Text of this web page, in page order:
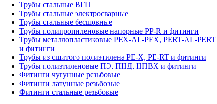
Трубы стальные ВГП
Трубы стальные электросварные
Трубы стальные бесшовные
Трубы полипропиленовые напорные PP-R и фитинги
Трубы металлопластиковые PEX-AL-PEX, PERT-AL-PERT
и фитинги
Трубы из сшитого полиэтилена PE-X, PE-RT и фитинги
Трубы полиэтиленовые ПЭ, ПНД, НПВХ и фитинги
Фитинги чугунные резьбовые
Фитинги латунные резьбовые
Фитинги стальные резьбовые